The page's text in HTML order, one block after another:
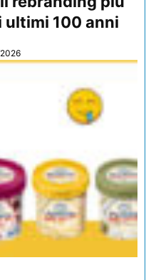
100 anni